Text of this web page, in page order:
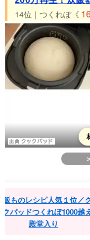
14位｜つくれぽ《
のレシピ人気１位／ク
ッドつくれぽ1000越え
殿堂入り